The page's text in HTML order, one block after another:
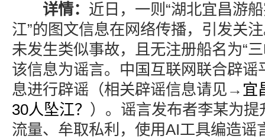
详情： 近日，一则“湖北宜昌游
江”的图文信息在网络传播，引发关
未发生类似事故，且无注册船名为“
该信息为谣言。中国互联网联合辟谣
息进行辟谣（相关辟谣信息请见→ 宜
30人坠江？ ）。谣言发布者李某为
流量、牟取私利，使用AI工具编造谣